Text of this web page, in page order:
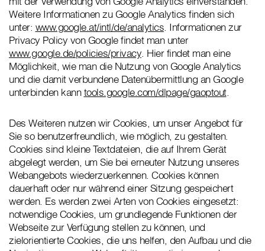
Weitere Informationen zu Google Analytics finden sich
unter: www.google.at/intl/de/analytics. Informationen zur
Privacy Policy von Google findet man unter
www.google.de/policies/privacy. Hier findet man eine
Möglichkeit, wie man die Nutzung von Google Analytics
und die damit verbundene Datenübermittlung an Google
unterbinden kanntools.google.com/dlpage/gaoptout.
Des Weiteren nutzen wir Cookies, um unser Angebot für
Sie so benutzerfreundlich, wie möglich, zu gestalten.
Cookies sind kleine Textdateien, die auf Ihrem Gerät
abgelegt werden, um Sie bei erneuter Nutzung unseres
Webangebots wiederzuerkennen. Cookies können
dauerhaft oder nur während einer Sitzung gespeichert
werden. Es werden zwei Arten von Cookies eingesetzt:
notwendige Cookies, um grundlegende Funktionen der
Webseite zur Verfügung stellen zu können, und
zielorientierte Cookies, die uns helfen, den Aufbau und die